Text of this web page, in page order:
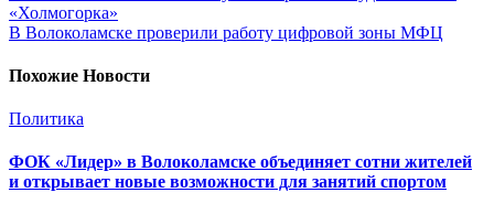
«Холмогорка»
В Волоколамске проверили работу цифровой зоны МФЦ
Похожие Новости
Политика
ФОК «Лидер» в Волоколамске объединяет сотни жителей
и открывает новые возможности для занятий спортом